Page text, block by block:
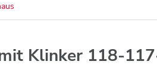
Klinker 118-